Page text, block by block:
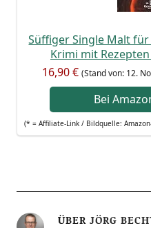
Süf­fi­ger Sin­gle Malt
Kri­mi mit
16,90 € (Stand von: 12.
Bei
(* = Affi­lia­te-Link / Bild­quel­le:
ÜBER JÖRG